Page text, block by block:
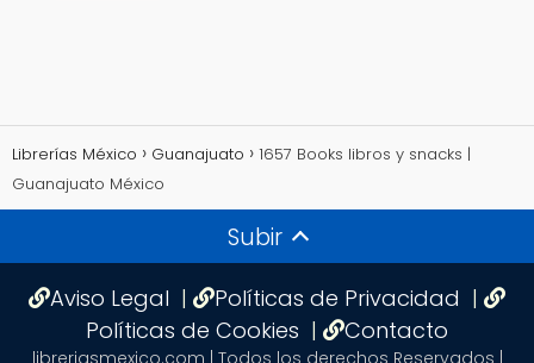
Librerías México Guanajuato
1657 Books libros y snacks |
Guanajuato México
Subir
Aviso Legal | Políticas de Privacidad |
Políticas de Cookies | Contacto
libreriasmexico.com | Todos los derechos Reservados |